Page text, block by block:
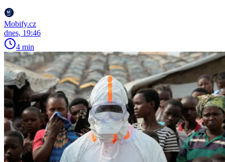
Mobify.cz
dnes, 19:46
4 min